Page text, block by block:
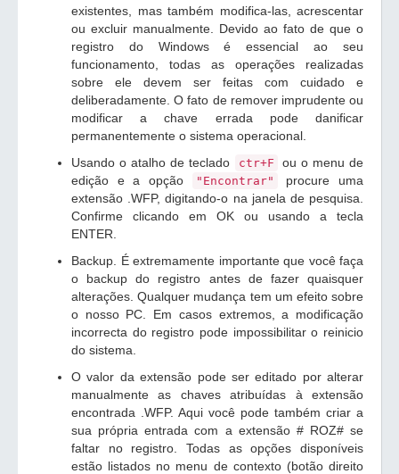
existentes, mas também modifica-las, acrescentar
ou excluir manualmente. Devido ao fato de que o
registro do Windows é essencial ao seu
funcionamento, todas as operações realizadas
sobre ele devem ser feitas com cuidado e
deliberadamente. O fato de remover imprudente ou
modificar a chave errada pode danificar
permanentemente o sistema operacional.
Usando o atalho de teclado
ctr+F
ou o menu de
edição e a opção
"Encontrar"
procure uma
extensão .WFP, digitando-o na janela de pesquisa.
Confirme clicando em OK ou usando a tecla
ENTER.
Backup. É extremamente importante que você faça
o backup do registro antes de fazer quaisquer
alterações. Qualquer mudança tem um efeito sobre
o nosso PC. Em casos extremos, a modificação
incorrecta do registro pode impossibilitar o reinicio
do sistema.
O valor da extensão pode ser editado por alterar
manualmente as chaves atribuídas à extensão
encontrada .WFP. Aqui você pode também criar a
sua própria entrada com a extensão # ROZ# se
faltar no registro. Todas as opções disponíveis
estão listados no menu de contexto (botão direito